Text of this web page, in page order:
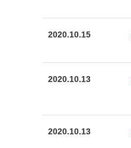
2020.10.15
2020.10.13
2020.10.13